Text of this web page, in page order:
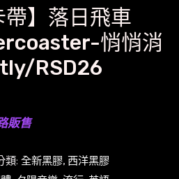
帶】落日飛車
悄悄消
RSD26
販售
類: 全新黑膠, 西洋黑膠